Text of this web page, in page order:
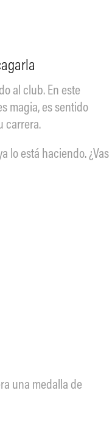
al club. En este
magia, es sentido
carrera.
lo está haciendo. ¿Vas
una medalla de